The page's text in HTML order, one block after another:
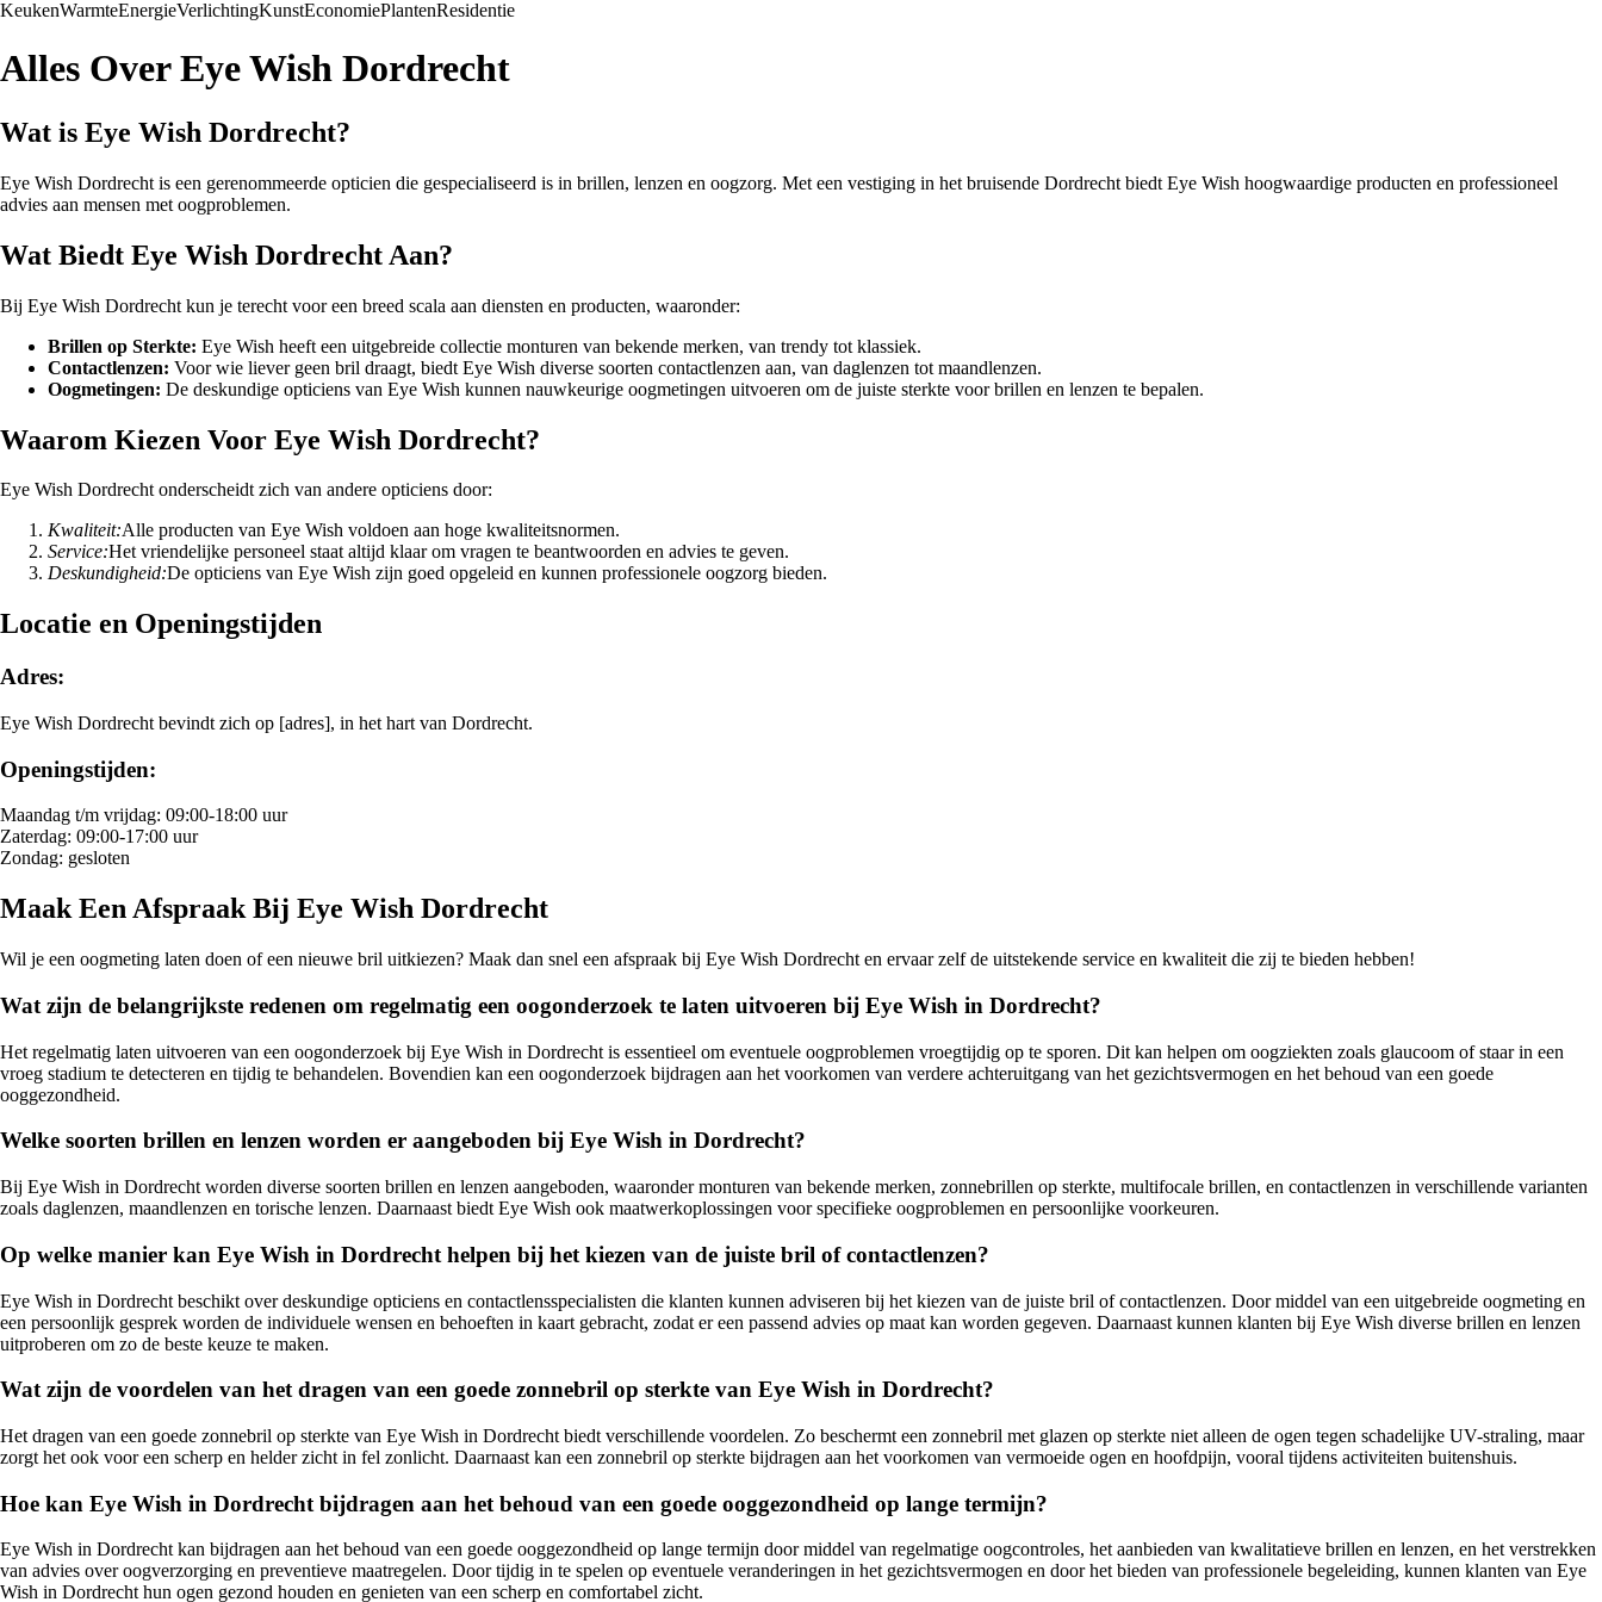
KeukenWarmteEnergieVerlichtingKunstEconomiePlantenResidentie
Alles Over Eye Wish Dordrecht
Wat is Eye Wish Dordrecht?
Eye Wish Dordrecht is een gerenommeerde opticien die gespecialiseerd is in brillen, lenzen en oogzorg. Met een vestiging in het bruisende Dordrecht biedt Eye Wish hoogwaardige producten en professioneel
advies aan mensen met oogproblemen.
Wat Biedt Eye Wish Dordrecht Aan?
Bij Eye Wish Dordrecht kun je terecht voor een breed scala aan diensten en producten, waaronder:
Brillen op Sterkte: Eye Wish heeft een uitgebreide collectie monturen van bekende merken, van trendy tot klassiek.
Contactlenzen: Voor wie liever geen bril draagt, biedt Eye Wish diverse soorten contactlenzen aan, van daglenzen tot maandlenzen.
Oogmetingen: De deskundige opticiens van Eye Wish kunnen nauwkeurige oogmetingen uitvoeren om de juiste sterkte voor brillen en lenzen te bepalen.
Waarom Kiezen Voor Eye Wish Dordrecht?
Eye Wish Dordrecht onderscheidt zich van andere opticiens door:
Kwaliteit:Alle producten van Eye Wish voldoen aan hoge kwaliteitsnormen.
Service:Het vriendelijke personeel staat altijd klaar om vragen te beantwoorden en advies te geven.
Deskundigheid:De opticiens van Eye Wish zijn goed opgeleid en kunnen professionele oogzorg bieden.
Locatie en Openingstijden
Adres:
Eye Wish Dordrecht bevindt zich op [adres], in het hart van Dordrecht.
Openingstijden:
Maandag t/m vrijdag: 09:00-18:00 uur
Zaterdag: 09:00-17:00 uur
Zondag: gesloten
Maak Een Afspraak Bij Eye Wish Dordrecht
Wil je een oogmeting laten doen of een nieuwe bril uitkiezen? Maak dan snel een afspraak bij Eye Wish Dordrecht en ervaar zelf de uitstekende service en kwaliteit die zij te bieden hebben!
Wat zijn de belangrijkste redenen om regelmatig een oogonderzoek te laten uitvoeren bij Eye Wish in Dordrecht?
Het regelmatig laten uitvoeren van een oogonderzoek bij Eye Wish in Dordrecht is essentieel om eventuele oogproblemen vroegtijdig op te sporen. Dit kan helpen om oogziekten zoals glaucoom of staar in een
vroeg stadium te detecteren en tijdig te behandelen. Bovendien kan een oogonderzoek bijdragen aan het voorkomen van verdere achteruitgang van het gezichtsvermogen en het behoud van een goede
ooggezondheid.
Welke soorten brillen en lenzen worden er aangeboden bij Eye Wish in Dordrecht?
Bij Eye Wish in Dordrecht worden diverse soorten brillen en lenzen aangeboden, waaronder monturen van bekende merken, zonnebrillen op sterkte, multifocale brillen, en contactlenzen in verschillende varianten
zoals daglenzen, maandlenzen en torische lenzen. Daarnaast biedt Eye Wish ook maatwerkoplossingen voor specifieke oogproblemen en persoonlijke voorkeuren.
Op welke manier kan Eye Wish in Dordrecht helpen bij het kiezen van de juiste bril of contactlenzen?
Eye Wish in Dordrecht beschikt over deskundige opticiens en contactlensspecialisten die klanten kunnen adviseren bij het kiezen van de juiste bril of contactlenzen. Door middel van een uitgebreide oogmeting en
een persoonlijk gesprek worden de individuele wensen en behoeften in kaart gebracht, zodat er een passend advies op maat kan worden gegeven. Daarnaast kunnen klanten bij Eye Wish diverse brillen en lenzen
uitproberen om zo de beste keuze te maken.
Wat zijn de voordelen van het dragen van een goede zonnebril op sterkte van Eye Wish in Dordrecht?
Het dragen van een goede zonnebril op sterkte van Eye Wish in Dordrecht biedt verschillende voordelen. Zo beschermt een zonnebril met glazen op sterkte niet alleen de ogen tegen schadelijke UV-straling, maar
zorgt het ook voor een scherp en helder zicht in fel zonlicht. Daarnaast kan een zonnebril op sterkte bijdragen aan het voorkomen van vermoeide ogen en hoofdpijn, vooral tijdens activiteiten buitenshuis.
Hoe kan Eye Wish in Dordrecht bijdragen aan het behoud van een goede ooggezondheid op lange termijn?
Eye Wish in Dordrecht kan bijdragen aan het behoud van een goede ooggezondheid op lange termijn door middel van regelmatige oogcontroles, het aanbieden van kwalitatieve brillen en lenzen, en het verstrekken
van advies over oogverzorging en preventieve maatregelen. Door tijdig in te spelen op eventuele veranderingen in het gezichtsvermogen en door het bieden van professionele begeleiding, kunnen klanten van Eye
Wish in Dordrecht hun ogen gezond houden en genieten van een scherp en comfortabel zicht.